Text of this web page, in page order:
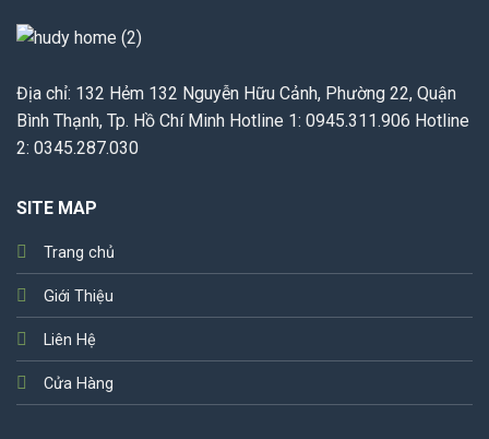
Địa chỉ: 132 Hẻm 132 Nguyễn Hữu Cảnh, Phường 22, Quận
Bình Thạnh, Tp. Hồ Chí Minh Hotline 1: 0945.311.906 Hotline
2: 0345.287.030
SITE MAP
Trang chủ
Giới Thiệu
Liên Hệ
Cửa Hàng